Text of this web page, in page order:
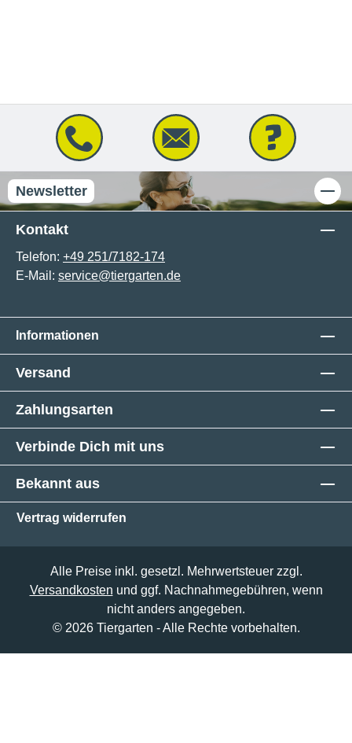
Newsletter
Kontakt
Telefon: +49 251/7182-174
E-Mail: service@tiergarten.de
Informationen
Versand
Zahlungsarten
Verbinde Dich mit uns
Bekannt aus
Vertrag widerrufen
Alle Preise inkl. gesetzl. Mehrwertsteuer zzgl.
Versandkosten und ggf. Nachnahmegebühren, wenn
nicht anders angegeben.
© 2026 Tiergarten - Alle Rechte vorbehalten.